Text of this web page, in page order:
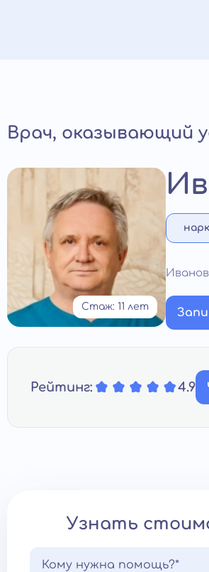
Врач, оказывающий
Стаж: 11 лет
Рейтинг: 4.9
Узнать
Кому нужна помощь?*